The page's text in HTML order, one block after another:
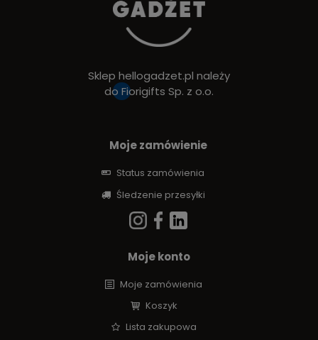
Sklep hellogadzet.pl należy
do Fiorigifts Sp. z o.o.
Moje zamówienie
Status zamówienia
Śledzenie przesyłki
Moje konto
Moje zamówienia
Koszyk
Lista zakupowa